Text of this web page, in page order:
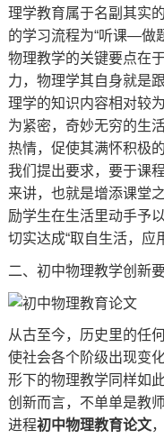
理学教育属于名副其实
的学习流程为“听课—做
物理教学的关键要点在
力，物理学其自身就是
理学的知识内容相对较
为紧密，奇妙无穷的生
热情，促使其满怀积极
我们提出要求，要于课
来讲，也就是增添课堂
励学生在生活里动手予
切实达成“取自生活，应
二、初中物理教学创新
从古至今，历史里的任
使社会各个阶级出现变
形下的物理教学同样如
创新而言，不单单是教
进程初中物理教育论文